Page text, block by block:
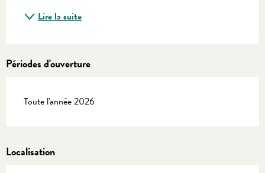
Lire la suite
Périodes d'ouverture
Toute l'année 2026
Localisation